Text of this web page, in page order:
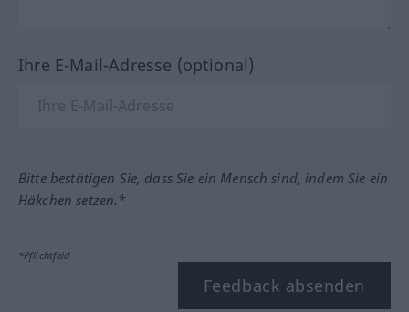
Ihre E-Mail-Adresse (optional)
Bitte bestätigen Sie, dass Sie ein Mensch sind, indem Sie ein
Häkchen setzen.*
*Pflichtfeld
Feedback absenden